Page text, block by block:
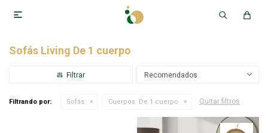

Sofás Living De 1 cuerpo
Recomendados
Filtrando por: Sofás Cuerpos: De 1 cuerpo Quitar filtros